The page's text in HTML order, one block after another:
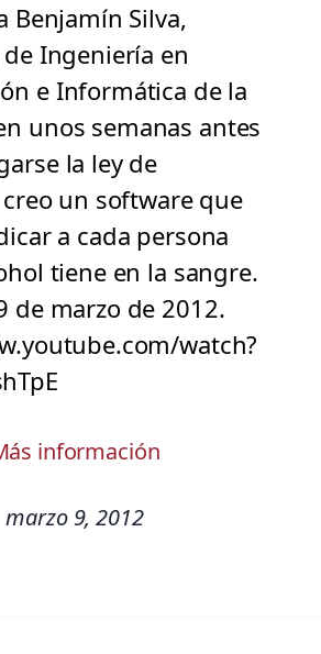
Benjamín Silva,
Ingeniería en
e Informática de la
unos semanas antes
la ley de
un software que
a cada persona
tiene en la sangre.
de marzo de 2012.
watch?
información
marzo 9, 2012